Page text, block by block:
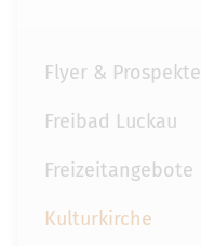
Flyer & Prospekte
Freibad Luckau
Freizeitangebote
Kulturkirche